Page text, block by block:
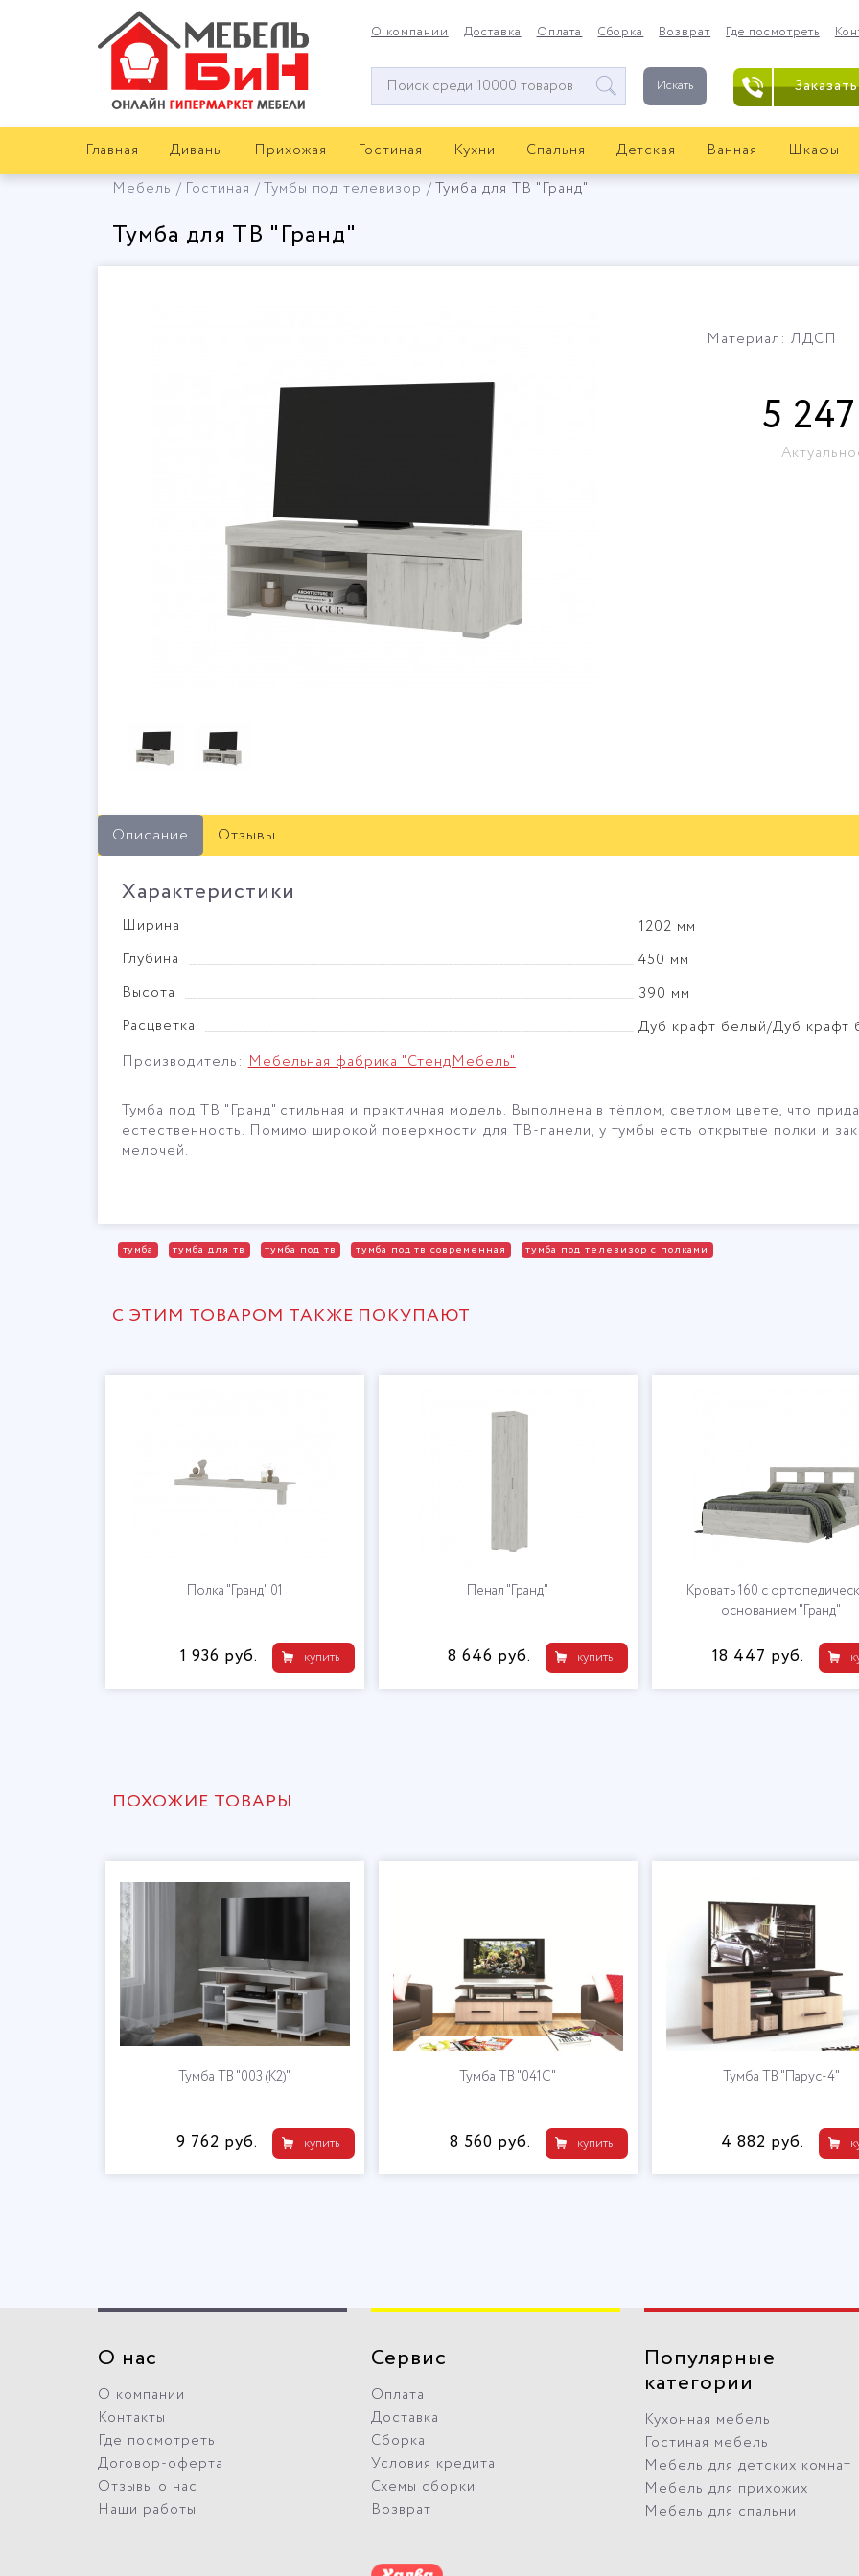
О компании Доставка Оплата Сборка Возврат Где посмотреть
Окно
поиска
Искать
Главная Диваны Прихожая Гостиная Кухни Спальня Детская Ванная Шкафы
Мебель
Гостиная Тумбы под телевизор Тумба для ТВ "Гранд"
Тумба для ТВ "Гранд"
Материал: ЛДСП
5 247
Описание Отзывы
Характеристики
Ширина
1202 мм
Глубина
450 мм
Высота
390 мм
Расцветка
Дуб крафт белый/Дуб крафт
Производитель:Мебельная фабрика "СтендМебель"
Тумба под ТВ "Гранд" стильная и практичная модель. Выполнена в тёплом, светлом цвете, что
естественность. Помимо широкой поверхности для ТВ-панели, у тумбы есть открытые полки и
мелочей.
тумба тумба для тв тумба под тв тумба под тв современная тумба под телевизор с полками
С ЭТИМ ТОВАРОМ ТАКЖЕ ПОКУПАЮТ
Полка "Гранд" 01
купить
1 936 руб.
Пенал "Гранд"
купить
8 646 руб.
Кровать 160 с
основанием "Гранд"
18 447 руб.
ПОХОЖИЕ ТОВАРЫ
Тумба ТВ "003 (К2)"
купить
9 762 руб.
Тумба ТВ "041С"
купить
8 560 руб.
Тумба ТВ "Парус-4"
4 882 руб.
О нас
О компании
Контакты
Где посмотреть
Договор-оферта
Отзывы о нас
Наши работы
Сервис
Оплата
Доставка
Сборка
Условия кредита
Схемы сборки
Возврат
Популярные
категории
Кухонная мебель
Гостиная мебель
Мебель для детских комнат
Мебель для прихожих
Мебель для спальни